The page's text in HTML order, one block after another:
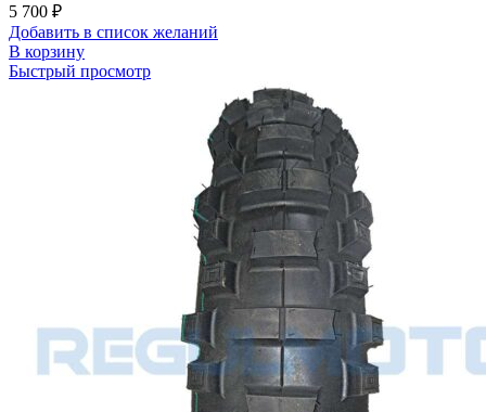
5 700 ₽
Добавить в список желаний
В корзину
Быстрый просмотр